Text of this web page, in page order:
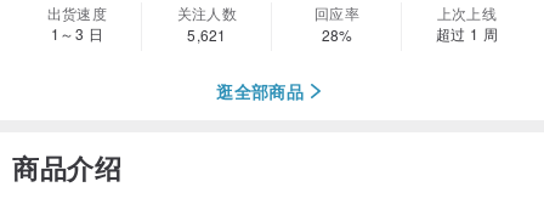
出货速度
1～3 日
关注人数
5,621
回应率
28%
上次上线
超过 1 周
逛全部商品
商品介绍